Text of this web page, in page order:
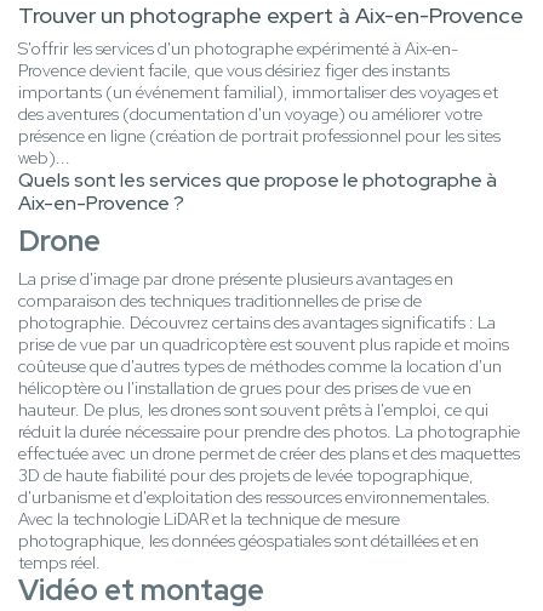
Trouver un photographe expert à Aix-en-Provence
S'offrir les services d'un photographe expérimenté à Aix-en-
Provence devient facile, que vous désiriez figer des instants
importants (un événement familial), immortaliser des voyages et
des aventures (documentation d'un voyage) ou améliorer votre
présence en ligne (création de portrait professionnel pour les sites
web)...
Quels sont les services que propose le photographe à
Aix-en-Provence ?
Drone
La prise d'image par drone présente plusieurs avantages en
comparaison des techniques traditionnelles de prise de
photographie. Découvrez certains des avantages significatifs : La
prise de vue par un quadricoptère est souvent plus rapide et moins
coûteuse que d'autres types de méthodes comme la location d'un
hélicoptère ou l'installation de grues pour des prises de vue en
hauteur. De plus, les drones sont souvent prêts à l'emploi, ce qui
réduit la durée nécessaire pour prendre des photos. La photographie
effectuée avec un drone permet de créer des plans et des maquettes
3D de haute fiabilité pour des projets de levée topographique,
d'urbanisme et d'exploitation des ressources environnementales.
Avec la technologie LiDAR et la technique de mesure
photographique, les données géospatiales sont détaillées et en
temps réel.
Vidéo et montage